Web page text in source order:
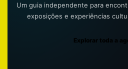
Um guia independente para
exposições e experiências
Explorar toda a